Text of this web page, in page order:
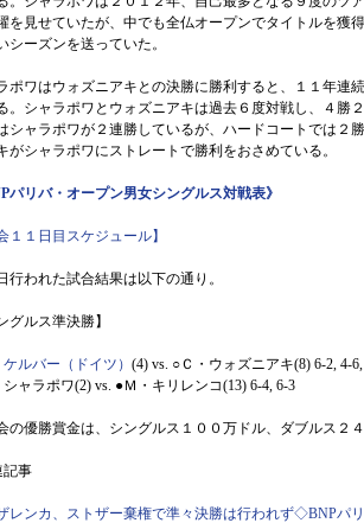
を見せていたが、中でも全仏オープンでタイトルを獲
シーズンを送っていた。
ポワはウォズニアキとの決勝に勝利すると、１１年連
。シャラポワとウォズニアキは過去６度対戦し、４勝
シャラポワが２連勝しているが、ハードコートでは２
がシャラポワにストレートで勝利をおさめている。
パリバ・オープン男女シングルス対戦表》
１１日目スケジュール】
行われた試合結果は以下の通り。
グルス準決勝】
ケルバー（ドイツ） (4) vs. ○Ｃ・ウォズニアキ(8) 6-2, 4-
シャラポワ(2) vs. ●Ｍ・キリレンコ(13) 6-4, 6-3
の優勝賞金は、シングルス１００万ドル、ダブルス２４
記事
ザレンカ、ストザー棄権で準々決勝は行われず◇BNPパ